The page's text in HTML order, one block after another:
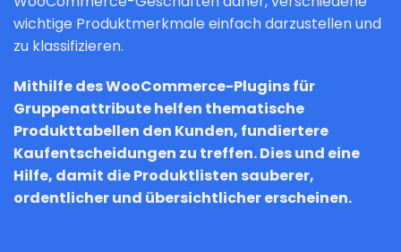
wichtige Produktmerkmale einfach darzustellen und
zu klassifizieren.
Mithilfe des WooCommerce-Plugins für
Gruppenattribute helfen thematische
Produkttabellen den Kunden, fundiertere
Kaufentscheidungen zu treffen. Dies und eine
Hilfe, damit die Produktlisten sauberer,
ordentlicher und übersichtlicher erscheinen.